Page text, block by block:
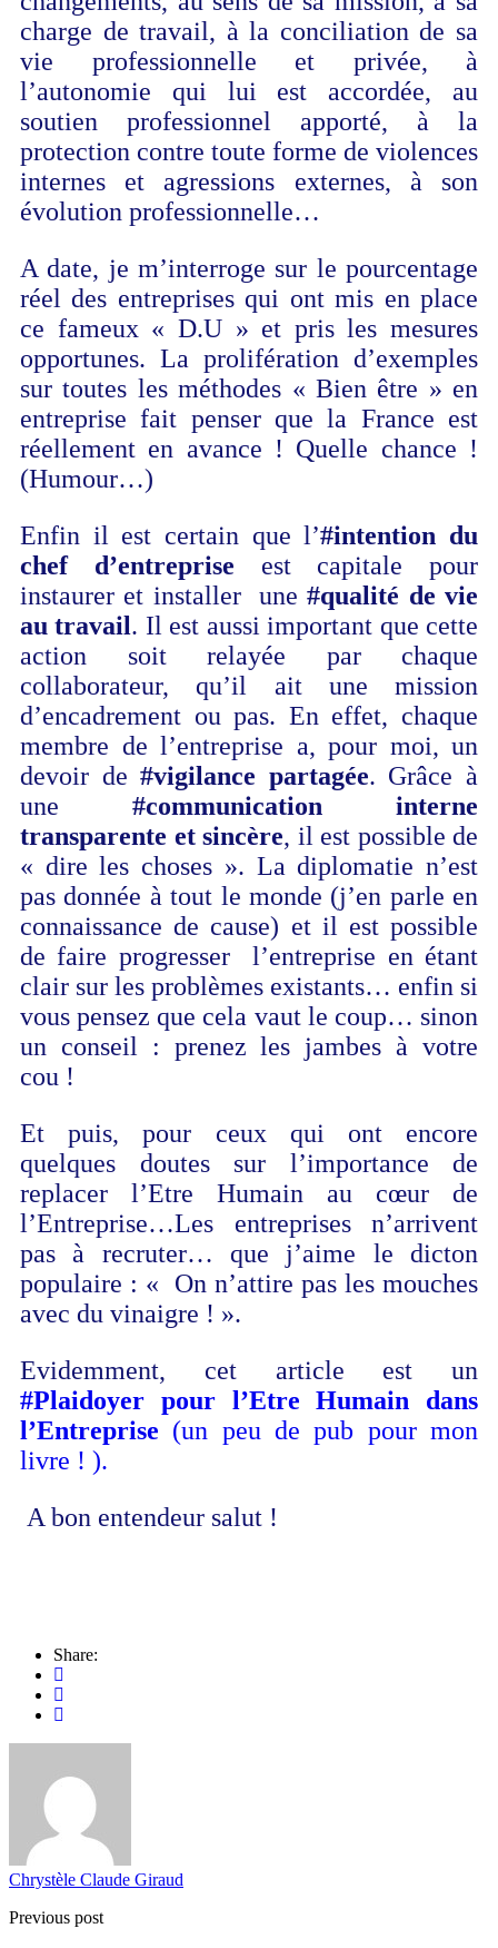
charge de travail, à la conciliation de sa
vie professionnelle et privée, à
l’autonomie qui lui est accordée, au
soutien professionnel apporté, à la
protection contre toute forme de violences
internes et agressions externes, à son
évolution professionnelle…
A date, je m’interroge sur le pourcentage
réel des entreprises qui ont mis en place
ce fameux « D.U » et pris les mesures
opportunes. La prolifération d’exemples
sur toutes les méthodes « Bien être » en
entreprise fait penser que la France est
réellement en avance ! Quelle chance !
(Humour…)
Enfin il est certain que l’#intention du
chef d’entreprise est capitale pour
instaurer et installer une#qualité de vie
au travail. Il est aussi important que cette
action soit relayée par chaque
collaborateur, qu’il ait une mission
d’encadrement ou pas. En effet, chaque
membre de l’entreprise a, pour moi, un
devoir de#vigilance partagée. Grâce à
une #communication interne
transparente et sincère, il est possible de
« dire les choses ». La diplomatie n’est
pas donnée à tout le monde (j’en parle en
connaissance de cause) et il est possible
de faire progresser l’entreprise en étant
clair sur les problèmes existants… enfin si
vous pensez que cela vaut le coup… sinon
un conseil : prenez les jambes à votre
cou !
Et puis, pour ceux qui ont encore
quelques doutes sur l’importance de
replacer l’Etre Humain au cœur de
l’Entreprise…Les entreprises n’arrivent
pas à recruter… que j’aime le dicton
populaire : « On n’attire pas les mouches
avec du vinaigre ! ».
Evidemment, cet article est un
#Plaidoyer pour l’Etre Humain dans
l’Entreprise (un peu de pub pour mon
livre ! ).
A bon entendeur salut !
Share:
Chrystèle Claude Giraud
Previous post